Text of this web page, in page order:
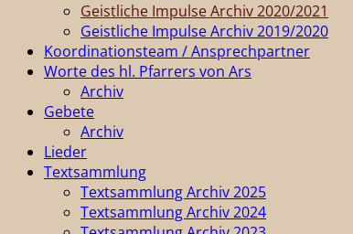
Geistliche Impulse Archiv 2020/2021
Geistliche Impulse Archiv 2019/2020
Koordinationsteam / Ansprechpartner
Worte des hl. Pfarrers von Ars
Archiv
Gebete
Archiv
Lieder
Textsammlung
Textsammlung Archiv 2025
Textsammlung Archiv 2024